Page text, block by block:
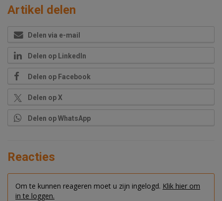
Artikel delen
Delen via e-mail
Delen op LinkedIn
Delen op Facebook
Delen op X
Delen op WhatsApp
Reacties
Om te kunnen reageren moet u zijn ingelogd. Klik hier om
in te loggen.